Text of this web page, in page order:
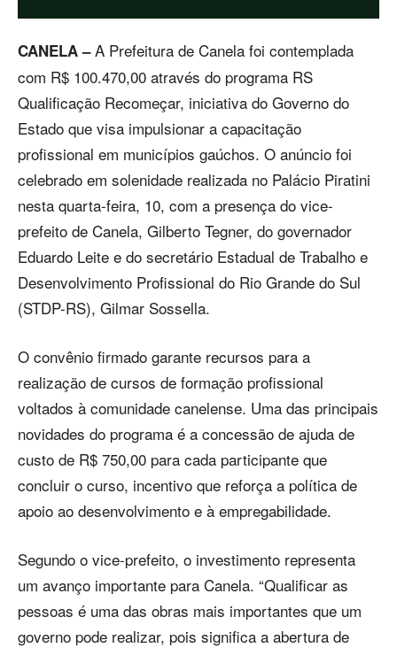
CANELA –A Prefeitura de Canela foi contemplada
com R$ 100.470,00 através do programa RS
Qualificação Recomeçar, iniciativa do Governo do
Estado que visa impulsionar a capacitação
profissional em municípios gaúchos. O anúncio foi
celebrado em solenidade realizada no Palácio Piratini
nesta quarta-feira, 10, com a presença do vice-
prefeito de Canela, Gilberto Tegner, do governador
Eduardo Leite e do secretário Estadual de Trabalho e
Desenvolvimento Profissional do Rio Grande do Sul
(STDP-RS), Gilmar Sossella.
O convênio firmado garante recursos para a
realização de cursos de formação profissional
voltados à comunidade canelense. Uma das principais
novidades do programa é a concessão de ajuda de
custo de R$ 750,00 para cada participante que
concluir o curso, incentivo que reforça a política de
apoio ao desenvolvimento e à empregabilidade.
Segundo o vice-prefeito, o investimento representa
um avanço importante para Canela. “Qualificar as
pessoas é uma das obras mais importantes que um
governo pode realizar, pois significa a abertura de